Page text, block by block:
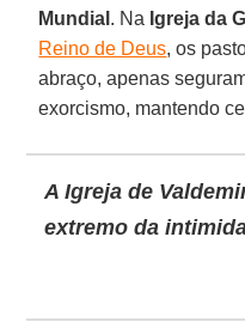
Mundial . Na Igreja da
Reino de Deus, os
abraço, apenas
exorcismo, mantendo
A Igreja de
extremo da